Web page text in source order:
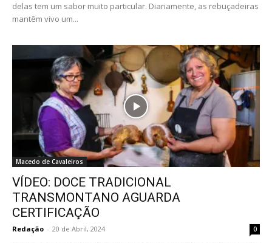
delas tem um sabor muito particular. Diariamente, as rebuçadeiras
mantêm vivo um...
Macedo de Cavaleiros
VÍDEO: DOCE TRADICIONAL
TRANSMONTANO AGUARDA
CERTIFICAÇÃO
Redação - 20 de Abril, 2024 0